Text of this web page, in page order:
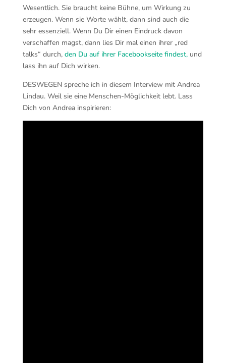
Wesentlich. Sie braucht keine Bühne, um Wirkung zu
erzeugen. Wenn sie Worte wählt, dann sind auch die
sehr essenziell. Wenn Du Dir einen Eindruck davon
verschaffen magst, dann lies Dir mal einen ihrer „red
talks“ durch, den Du auf ihrer Facebookseite findest,und
lass ihn auf Dich wirken.
DESWEGEN spreche ich in diesem Interview mit Andrea
Lindau. Weil sie eine Menschen-Möglichkeit lebt. Lass
Dich von Andrea inspirieren: